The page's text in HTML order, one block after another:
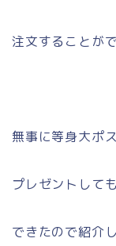
注文することが
無事に等身大ポ
プレゼントして
できたので紹介し